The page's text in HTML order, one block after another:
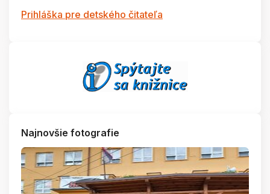
Prihláška pre detského čitateľa
Najnovšie fotografie